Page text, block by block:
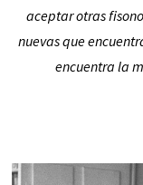
aceptar otras
nuevas que
encuentra la